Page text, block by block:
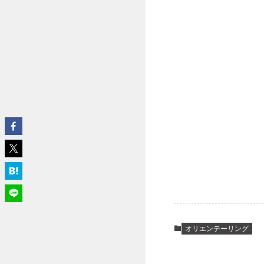
オリエンテーリング